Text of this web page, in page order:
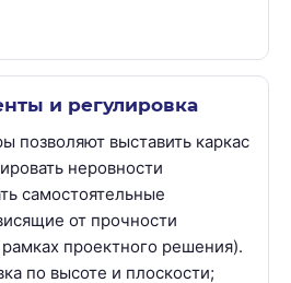
и регулировка
позволяют выставить каркас
неровности
самостоятельные
от прочности
проектного решения).
по высоте и плоскости;